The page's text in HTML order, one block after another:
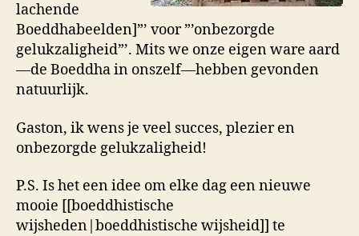
lachende
Boeddhabeelden]”’ voor ”’onbezorgde
gelukzaligheid”’. Mits we onze eigen ware aard
—de Boeddha in onszelf—hebben gevonden
natuurlijk.
Gaston, ik wens je veel succes, plezier en
onbezorgde gelukzaligheid!
P.S. Is het een idee om elke dag een nieuwe
mooie [[boeddhistische
wijsheden|boeddhistische wijsheid]] te